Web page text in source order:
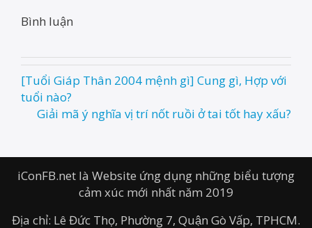
Bình luận
Post
navigation
[Tuổi Giáp Thân 2004 mệnh gì] Cung gì, Hợp với
tuổi nào?
Giải mã ý nghĩa vị trí nốt ruồi ở tai tốt hay xấu?
iConFB.net là Website ứng dụng những biểu tượng
cảm xúc mới nhất năm 2019
Địa chỉ: Lê Đức Thọ, Phường 7, Quận Gò Vấp, TPHCM.